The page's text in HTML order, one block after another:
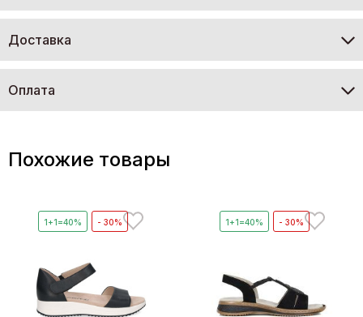
Доставка
Оплата
Похожие товары
1+1=40% - 30% 1+1=40% - 30%